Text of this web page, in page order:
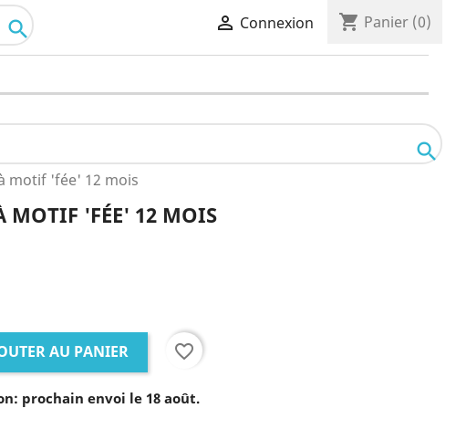
  Connexion shopping_cart Panier (0)

motif 'fée' 12 mois
MOTIF 'FÉE' 12 MOIS
AU PANIER favorite_border
prochain envoi le 18 août.